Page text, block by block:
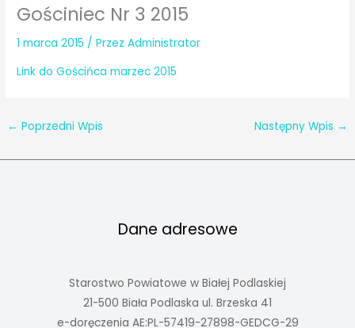
Gościniec Nr 3 2015
1 marca 2015 / PrzezAdministrator
Link do Gościńca marzec 2015
← Poprzedni Wpis Następny Wpis →
Dane adresowe
Starostwo Powiatowe w Białej Podlaskiej
21-500 Biała Podlaska ul. Brzeska 41
e-doręczenia AE:PL-57419-27898-GEDCG-29